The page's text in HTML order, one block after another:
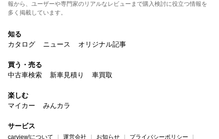
報から、ユーザーや専門家のリアルなレビューまで購入検討に役立つ情報を
多く掲載しています。
知る
カタログ
ニュース オリジナル記事
買う・売る
中古車検索
新車見積り 車買取
楽しむ
マイカー
みんカラ
サービス
carview!について 運営会社 お知らせ プライバシーポリシー